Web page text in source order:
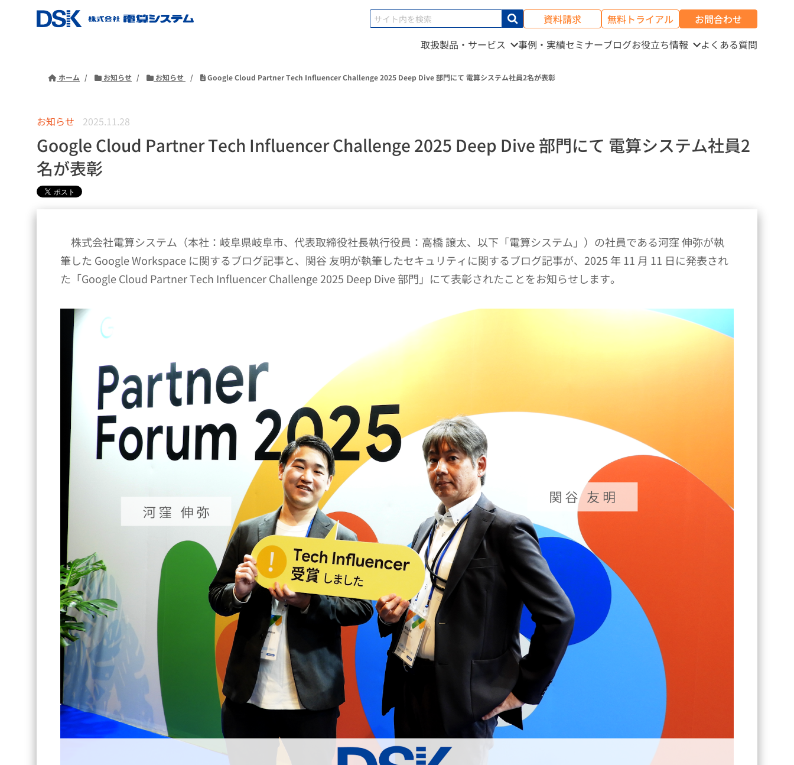
資料請求 無料トライアル
お問合わせ
取扱製品・サービス
事例・実績セミナーブログお役立ち情報 よくある質問
ホーム お知らせ お知らせ Google Cloud Partner Tech Influencer Challenge 2025 Deep Dive 部門にて 電算システム社員2名が表彰
お知らせ 2025.11.28
Google Cloud Partner Tech Influencer Challenge 2025 Deep Dive 部門にて 電算システム社員2
名が表彰
株式会社電算システム（本社：岐阜県岐阜市、代表取締役社長執行役員：高橋 譲太、以下「電算システム」）の社員である河窪 伸弥が執
筆した Google Workspace に関するブログ記事と、関谷 友明が執筆したセキュリティに関するブログ記事が、2025 年 11 月 11 日に発表され
た「Google Cloud Partner Tech Influencer Challenge 2025 Deep Dive 部門」にて表彰されたことをお知らせします。